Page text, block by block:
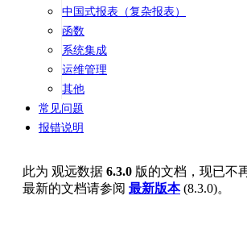
中国式报表（复杂报表）
函数
系统集成
运维管理
其他
常见问题
报错说明
此为 观远数据 6.3.0 版的文档，现已不
最新的文档请参阅 最新版本(8.3.0)。